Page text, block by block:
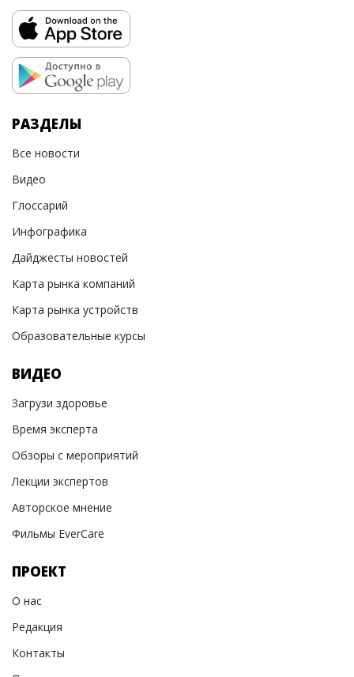
РАЗДЕЛЫ
Все новости
Видео
Глоссарий
Инфографика
Дайджесты новостей
Карта рынка компаний
Карта рынка устройств
Образовательные курсы
ВИДЕО
Загрузи здоровье
Время эксперта
Обзоры с мероприятий
Лекции экспертов
Авторское мнение
Фильмы EverCare
ПРОЕКТ
О нас
Редакция
Контакты